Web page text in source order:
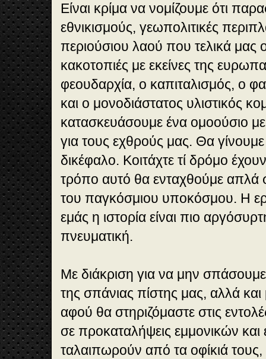
Είναι κρίμα να νομίζουμε ότι
εθνικισμούς, γεωπολιτικές
περιούσιου λαού που τελικά μας
κακοτοπιές με εκείνες της
φεουδαρχία, ο καπιταλισμός, ο
και ο μονοδιάστατος υλιστικός
κατασκευάσουμε ένα ομοούσιο
για τους εχθρούς μας. Θα
δικέφαλο. Κοιτάχτε τί δρόμο
τρόπο αυτό θα ενταχθούμε απλά
του παγκόσμιου υποκόσμου. Η
εμάς η ιστορία είναι πιο
πνευματική.
Με διάκριση για να μην
της σπάνιας πίστης μας, αλλά
αφού θα στηριζόμαστε στις
σε προκαταλήψεις εμμονικών
ταλαιπωρούν από τα οφίκιά